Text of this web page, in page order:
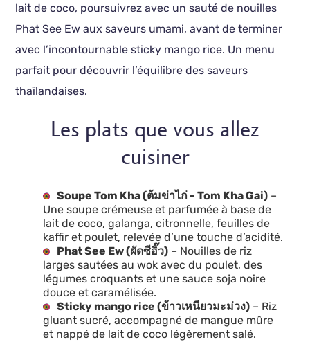
lait de coco, poursuivrez avec un sauté de nouilles
Phat See Ew aux saveurs umami, avant de terminer
avec l’incontournable sticky mango rice. Un menu
parfait pour découvrir l’équilibre des saveurs
thaïlandaises.
Les plats que vous allez
cuisiner
Soupe Tom Kha (ต้มข่าไก่ - Tom Kha Gai) –
Une soupe crémeuse et parfumée à base de
lait de coco, galanga, citronnelle, feuilles de
kaffir et poulet, relevée d’une touche d’acidité.
Phat See Ew (ผัดซีอิ๊ว) – Nouilles de riz
larges sautées au wok avec du poulet, des
légumes croquants et une sauce soja noire
douce et caramélisée.
Sticky mango rice (ข้าวเหนียวมะม่วง) – Riz
gluant sucré, accompagné de mangue mûre
et nappé de lait de coco légèrement salé.